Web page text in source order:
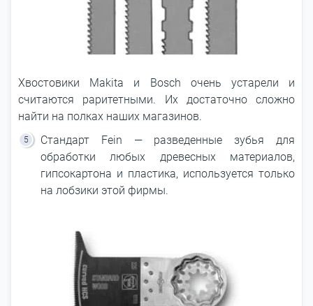
Хвостовики Makita и Bosch очень устарели и
считаются раритетными. Их достаточно сложно
найти на полках наших магазинов.
Стандарт Fein — разведенные зубья для
обработки любых древесных материалов,
гипсокартона и пластика, используется только
на лобзики этой фирмы.